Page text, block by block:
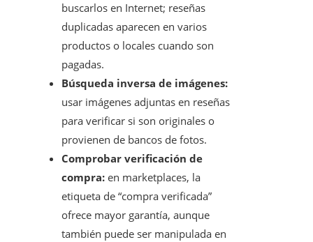
buscarlos en Internet; reseñas
duplicadas aparecen en varios
productos o locales cuando son
pagadas.
Búsqueda inversa de imágenes:
usar imágenes adjuntas en reseñas
para verificar si son originales o
provienen de bancos de fotos.
Comprobar verificación de
compra: en marketplaces, la
etiqueta de “compra verificada”
ofrece mayor garantía, aunque
también puede ser manipulada en